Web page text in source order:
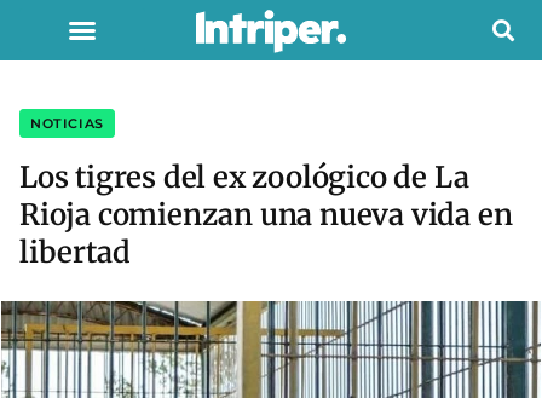
NOTICIAS
Los tigres del ex zoológico de La
Rioja comienzan una nueva vida en
libertad